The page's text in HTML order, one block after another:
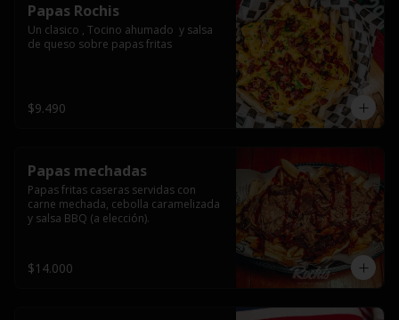
Papas Rochis
Un clasico , Tocino ahumado  y salsa
de queso sobre papas fritas
$9.490
Papas mechadas
Papas fritas caseras servidas con
carne mechada, cebolla caramelizada
y salsa BBQ (a elección).
$14.000